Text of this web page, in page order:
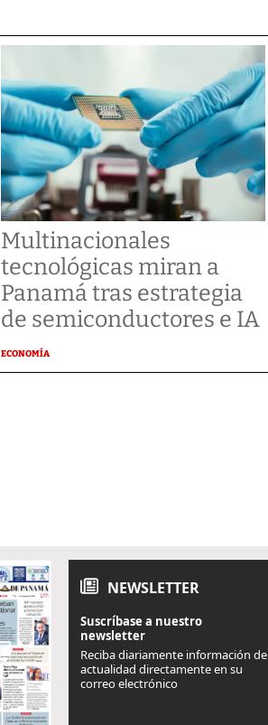
Multinacionales
tecnológicas miran a
Panamá tras estrategia
de semiconductores e IA
ECONOMÍA
NEWSLETTER
Suscríbase a nuestro
newsletter
Reciba diariamente información de
actualidad directamente en su
correo electrónico